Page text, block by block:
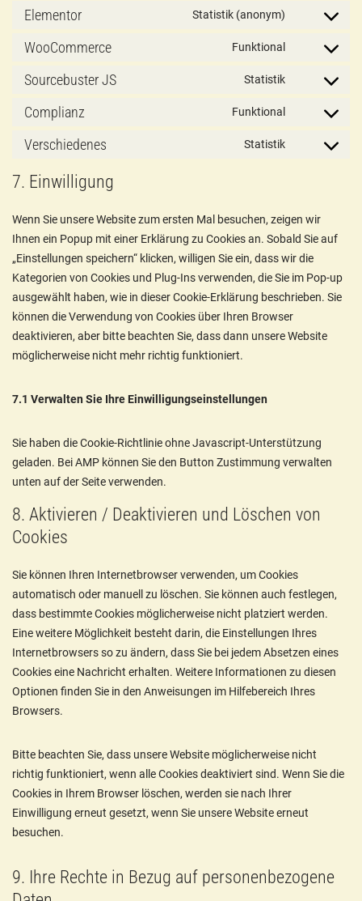
Elementor Statistik (anonym)
WooCommerce Funktional
Sourcebuster JS Statistik
Complianz Funktional
Verschiedenes Statistik
7. Einwilligung
Wenn Sie unsere Website zum ersten Mal besuchen, zeigen wir
Ihnen ein Popup mit einer Erklärung zu Cookies an. Sobald Sie auf
„Einstellungen speichern“ klicken, willigen Sie ein, dass wir die
Kategorien von Cookies und Plug-Ins verwenden, die Sie im Pop-up
ausgewählt haben, wie in dieser Cookie-Erklärung beschrieben. Sie
können die Verwendung von Cookies über Ihren Browser
deaktivieren, aber bitte beachten Sie, dass dann unsere Website
möglicherweise nicht mehr richtig funktioniert.
7.1 Verwalten Sie Ihre Einwilligungseinstellungen
Sie haben die Cookie-Richtlinie ohne Javascript-Unterstützung
geladen. Bei AMP können Sie den Button Zustimmung verwalten
unten auf der Seite verwenden.
8. Aktivieren / Deaktivieren und Löschen von
Cookies
Sie können Ihren Internetbrowser verwenden, um Cookies
automatisch oder manuell zu löschen. Sie können auch festlegen,
dass bestimmte Cookies möglicherweise nicht platziert werden.
Eine weitere Möglichkeit besteht darin, die Einstellungen Ihres
Internetbrowsers so zu ändern, dass Sie bei jedem Absetzen eines
Cookies eine Nachricht erhalten. Weitere Informationen zu diesen
Optionen finden Sie in den Anweisungen im Hilfebereich Ihres
Browsers.
Bitte beachten Sie, dass unsere Website möglicherweise nicht
richtig funktioniert, wenn alle Cookies deaktiviert sind. Wenn Sie die
Cookies in Ihrem Browser löschen, werden sie nach Ihrer
Einwilligung erneut gesetzt, wenn Sie unsere Website erneut
besuchen.
9. Ihre Rechte in Bezug auf personenbezogene